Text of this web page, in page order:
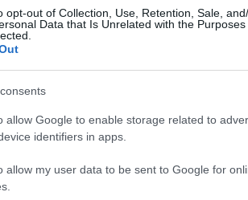
opt-out of Collection, Use, Retention, Sale,
Data that Is Unrelated with the
allow Google to enable storage related to
identifiers in apps.
allow my user data to be sent to Google for